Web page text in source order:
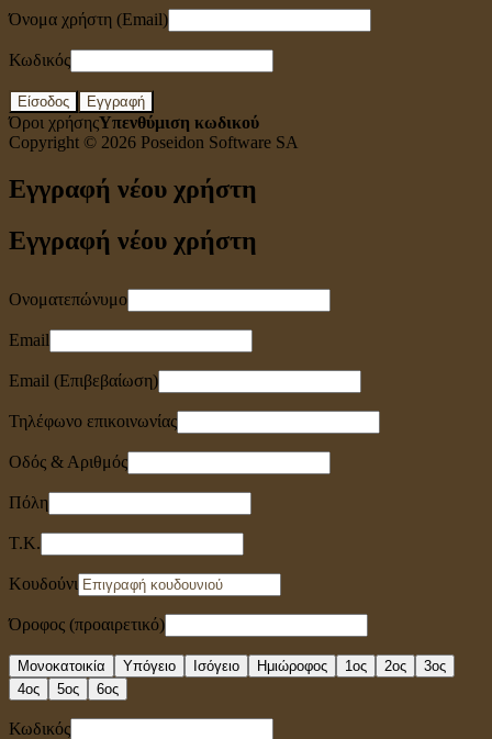
Όνομα χρήστη (Email)
Κωδικός
Είσοδος Εγγραφή
Όροι χρήσηςΥπενθύμιση κωδικού
Copyright © 2026 Poseidon Software SA
Εγγραφή νέου χρήστη
Εγγραφή νέου χρήστη
Ονοματεπώνυμο
Email
Email (Επιβεβαίωση)
Τηλέφωνο επικοινωνίας
Οδός & Αριθμός
Πόλη
Τ.Κ.
Κουδούνι
Όροφος (προαιρετικό)
Μονοκατοικία Υπόγειο Ισόγειο Ημιώροφος 1ος 2ος
3ος
4ος
5ος 6ος
Κωδικός